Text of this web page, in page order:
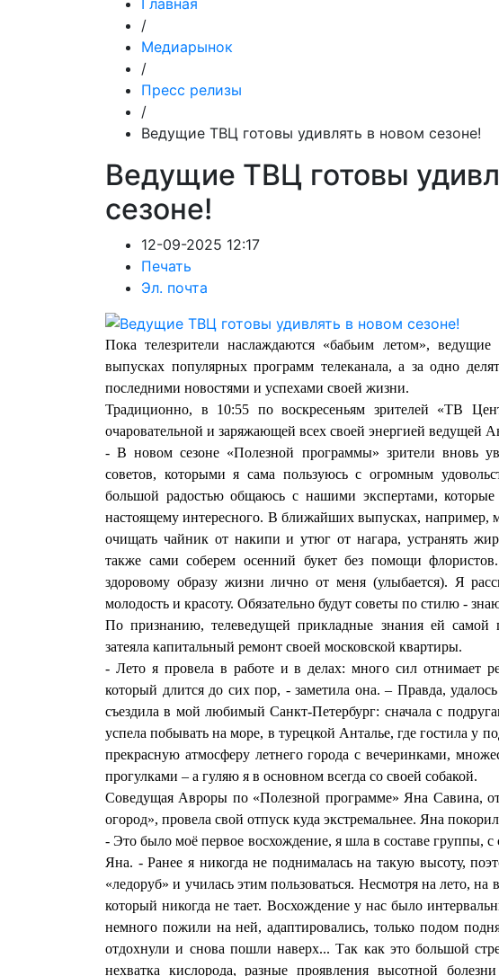
Главная
/
Медиарынок
/
Пресс релизы
/
Ведущие ТВЦ готовы удивлять в новом сезоне!
Ведущие ТВЦ готовы
сезоне!
12-09-2025 12:17
Печать
Эл. почта
Пока телезрители наслаждаются «бабьим летом»,
выпусках популярных программ телеканала, а за одно
последними новостями и успехами своей жизни.
Традиционно, в 10:55 по воскресеньям зрителей «ТВ
очаровательной и заряжающей всех своей энергией ведущей
- В новом сезоне «Полезной программы» зрители вновь
советов, которыми я сама пользуюсь с огромным
большой радостью общаюсь с нашими экспертами,
настоящему интересного. В ближайших выпусках, например,
очищать чайник от накипи и утюг от нагара, устранять
также сами соберем осенний букет без помощи
здоровому образу жизни лично от меня (улыбается). Я
молодость и красоту. Обязательно будут советы по стилю -
По признанию, телеведущей прикладные знания ей самой
затеяла капитальный ремонт своей московской квартиры.
- Лето я провела в работе и в делах: много сил отнимает
который длится до сих пор, - заметила она. – Правда,
съездила в мой любимый Санкт-Петербург: сначала с
успела побывать на море, в турецкой Анталье, где гостила у
прекрасную атмосферу летнего города с вечеринками,
прогулками – а гуляю я в основном всегда со своей собакой.
Соведущая Авроры по «Полезной программе» Яна Савина,
огород», провела свой отпуск куда экстремальнее. Яна
- Это было моё первое восхождение, я шла в составе группы,
Яна. - Ранее я никогда не поднималась на такую высоту,
«ледоруб» и училась этим пользоваться. Несмотря на лето, на
который никогда не тает. Восхождение у нас было
немного пожили на ней, адаптировались, только подом
отдохнули и снова пошли наверх... Так как это большой
нехватка кислорода, разные проявления высотной